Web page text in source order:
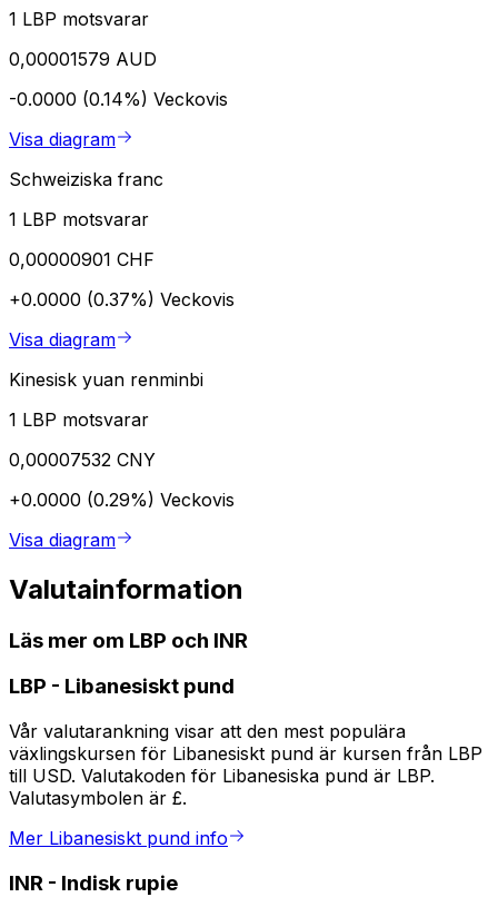
1 LBP motsvarar
0,00001579 AUD
-0.0000 (0.14%) Veckovis
Visa diagram
Schweiziska franc
1 LBP motsvarar
0,00000901 CHF
+0.0000 (0.37%) Veckovis
Visa diagram
Kinesisk yuan renminbi
1 LBP motsvarar
0,00007532 CNY
+0.0000 (0.29%) Veckovis
Visa diagram
Valutainformation
Läs mer om LBP och INR
LBP - Libanesiskt pund
Vår valutarankning visar att den mest populära
växlingskursen för Libanesiskt pund är kursen från LBP
till USD. Valutakoden för Libanesiska pund är LBP.
Valutasymbolen är £.
Mer Libanesiskt pund info
INR - Indisk rupie